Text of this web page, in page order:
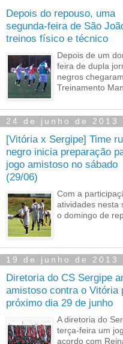
Depois do repouso, uma
segunda-feira de São
treinos físico e técnico
Depois de um
feira de dupla
negros
Treinamento
24 de junho de 2013
[Vitória x Sergipe] Time
negro inicia preparação
jogo amistoso no sábado
(29/06)
Com a
atividades nesta
o domingo de
19 de junho de 2013
Diretoria do CS Sergipe
amistoso contra o Vitória
próximo dia 29 de junho
A diretoria do
terça-feira um
acordo com